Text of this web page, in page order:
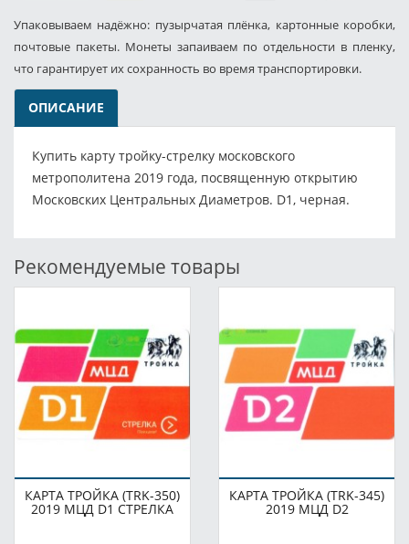
Упаковываем надёжно: пузырчатая плёнка, картонные коробки,
почтовые пакеты. Монеты запаиваем по отдельности в пленку,
что гарантирует их сохранность во время транспортировки.
ОПИСАНИЕ
Купить карту тройку-стрелку московского
метрополитена 2019 года, посвященную открытию
Московских Центральных Диаметров. D1, черная.
Рекомендуемые товары
КАРТА ТРОЙКА (TRK-350)
2019 МЦД D1 СТРЕЛКА
КАРТА ТРОЙКА (TRK-345)
2019 МЦД D2